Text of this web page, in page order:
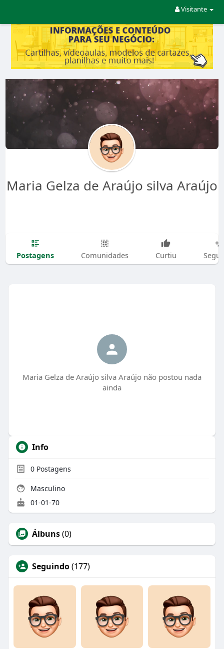
Visitante
Maria Gelza de Araújo silva Araújo
Postagens Comunidades Curtiu
Maria Gelza de Araújo silva Araújo não postou nada
ainda
Info
0Postagens
Masculino
01-01-70
Álbuns(0)
Seguindo(177)